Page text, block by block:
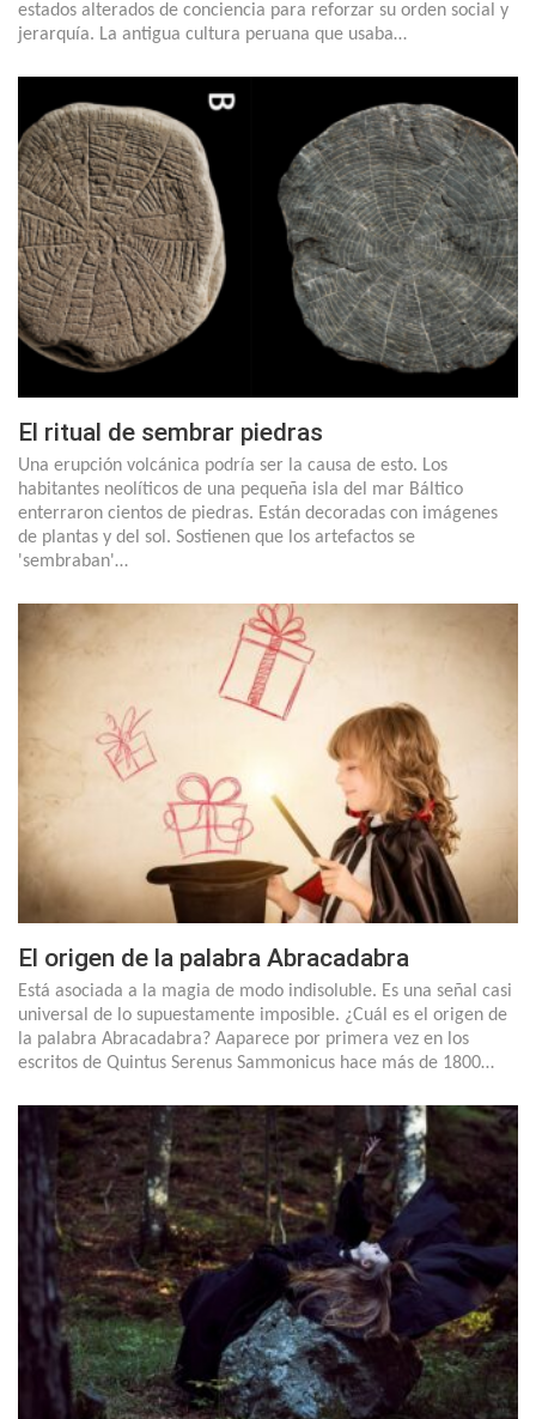
estados alterados de conciencia para reforzar su orden social y
jerarquía. La antigua cultura peruana que usaba…
El ritual de sembrar piedras
Una erupción volcánica podría ser la causa de esto. Los
habitantes neolíticos de una pequeña isla del mar Báltico
enterraron cientos de piedras. Están decoradas con imágenes
de plantas y del sol. Sostienen que los artefactos se
'sembraban'…
El origen de la palabra Abracadabra
Está asociada a la magia de modo indisoluble. Es una señal casi
universal de lo supuestamente imposible. ¿Cuál es el origen de
la palabra Abracadabra? Aaparece por primera vez en los
escritos de Quintus Serenus Sammonicus hace más de 1800…